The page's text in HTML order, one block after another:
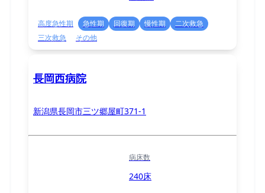
高度急性期 急性期 回復期 慢性期
二次救急
三次救急
その他
長岡西病院
新潟県長岡市三ツ郷屋町371-1
病床数
240床